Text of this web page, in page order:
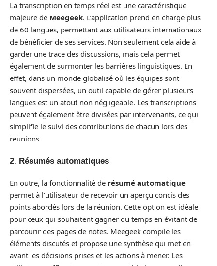
La transcription en temps réel est une caractéristique
majeure de Meegeek. L’application prend en charge plus
de 60 langues, permettant aux utilisateurs internationaux
de bénéficier de ses services. Non seulement cela aide à
garder une trace des discussions, mais cela permet
également de surmonter les barrières linguistiques. En
effet, dans un monde globalisé où les équipes sont
souvent dispersées, un outil capable de gérer plusieurs
langues est un atout non négligeable. Les transcriptions
peuvent également être divisées par intervenants, ce qui
simplifie le suivi des contributions de chacun lors des
réunions.
2. Résumés automatiques
En outre, la fonctionnalité de résumé automatique
permet à l’utilisateur de recevoir un aperçu concis des
points abordés lors de la réunion. Cette option est idéale
pour ceux qui souhaitent gagner du temps en évitant de
parcourir des pages de notes. Meegeek compile les
éléments discutés et propose une synthèse qui met en
avant les décisions prises et les actions à mener. Les